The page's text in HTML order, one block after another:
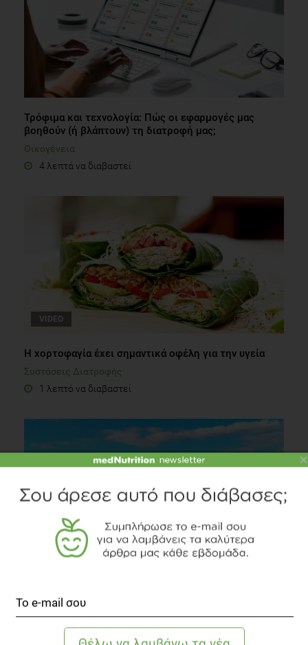
Roles July 2011, Volume 65, Issue 1-2, pp 47-55
Τρόφιμα και τεχνολογία: Πώς οι εφαρμογές μας
βοηθούν (ή βλάπτουν) τη διατροφή μας;
Οικογένεια
4 λεπτά να διαβαστεί
VIDEO
Η χορτοφαγία έχει σημαντικά οφέλη για την υγεία
Συστάσεις Διατροφής
1 λεπτό να διαβαστεί
×